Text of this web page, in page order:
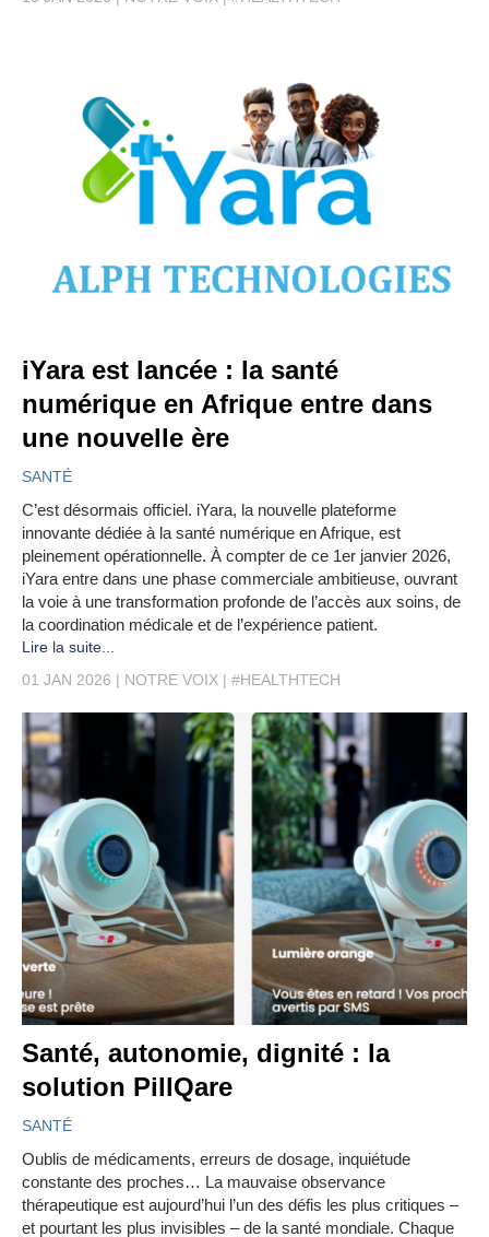
iYara est lancée : la santé
numérique en Afrique entre dans
une nouvelle ère
SANTÉ
C’est désormais officiel. iYara, la nouvelle plateforme
innovante dédiée à la santé numérique en Afrique, est
pleinement opérationnelle. À compter de ce 1er janvier 2026,
iYara entre dans une phase commerciale ambitieuse, ouvrant
la voie à une transformation profonde de l’accès aux soins, de
la coordination médicale et de l’expérience patient.
Lire la suite...
01 JAN 2026
NOTRE VOIX #HEALTHTECH
Santé, autonomie, dignité : la
solution PillQare
SANTÉ
Oublis de médicaments, erreurs de dosage, inquiétude
constante des proches… La mauvaise observance
thérapeutique est aujourd’hui l’un des défis les plus critiques –
et pourtant les plus invisibles – de la santé mondiale. Chaque